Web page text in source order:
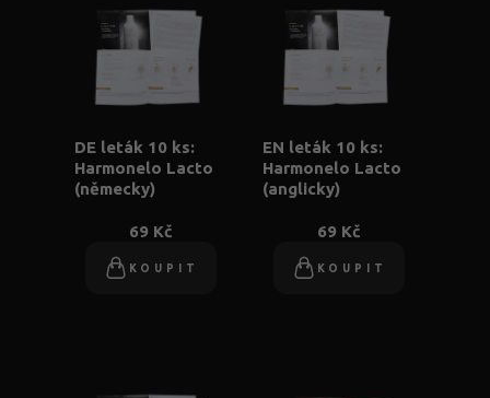
DE leták 10 ks:
Harmonelo Lacto
(německy)
69 Kč
KOUPIT
EN leták 10 ks:
Harmonelo Lacto
(anglicky)
69 Kč
KOUPIT